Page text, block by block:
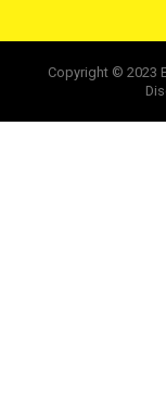
Copyright © 2023